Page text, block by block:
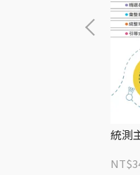
統測